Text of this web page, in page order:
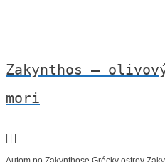
Zakynthos –
mori